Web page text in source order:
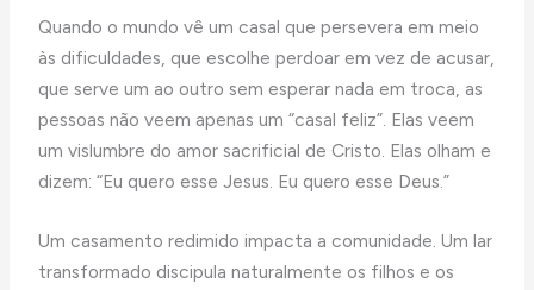
Quando o mundo vê um casal que persevera em meio
às dificuldades, que escolhe perdoar em vez de acusar,
que serve um ao outro sem esperar nada em troca, as
pessoas não veem apenas um “casal feliz”. Elas veem
um vislumbre do amor sacrificial de Cristo. Elas olham e
dizem: “Eu quero esse Jesus. Eu quero esse Deus.”
Um casamento redimido impacta a comunidade. Um lar
transformado discipula naturalmente os filhos e os